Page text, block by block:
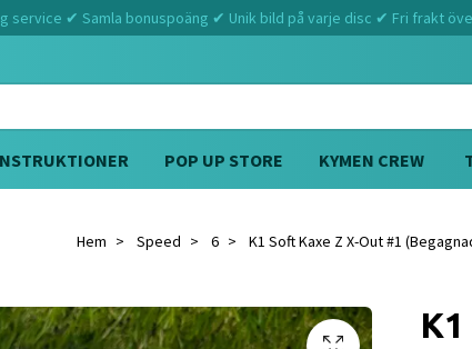
service ✔ Samla bonuspoäng ✔ Unik bild på varje disc ✔ Fri frakt
POP UP STORE KYMEN CREW
Hem Speed 6 K1 Soft Kaxe Z X-Out #1